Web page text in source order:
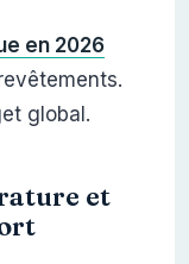
en 2026
global.
et